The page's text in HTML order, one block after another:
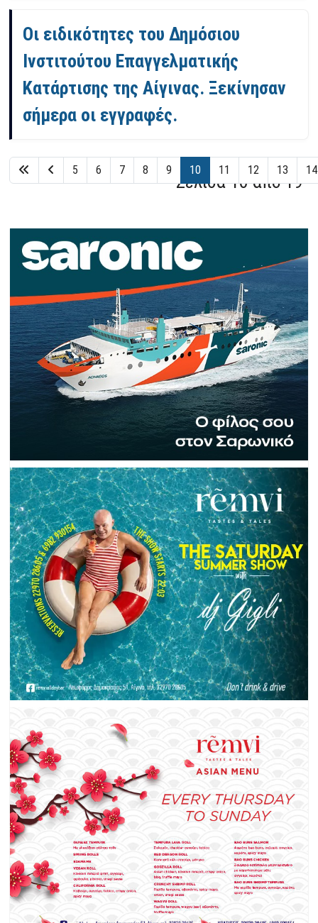
Οι ειδικότητες του Δημόσιου
Ινστιτούτου Επαγγελματικής
Κατάρτισης της Αίγινας. Ξεκίνησαν
σήμερα οι εγγραφές.
Σελίδα 10 από 19
5 6 7 8 9 10 11 12 13 14